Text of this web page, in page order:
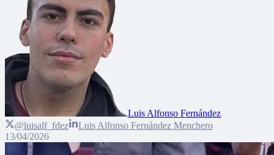
Luis Alfonso Fernández
@luisalf_fdez
Luis Alfonso Fernández Menchero
13/04/2026